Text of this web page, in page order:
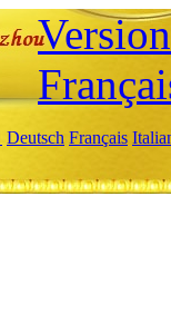
Deutsch Français